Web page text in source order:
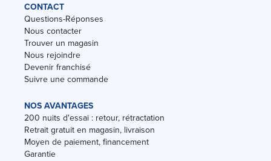
CONTACT
Questions-Réponses
Nous contacter
Trouver un magasin
Nous rejoindre
Devenir franchisé
Suivre une commande
NOS AVANTAGES
200 nuits d'essai : retour, rétractation
Retrait gratuit en magasin, livraison
Moyen de paiement, financement
Garantie